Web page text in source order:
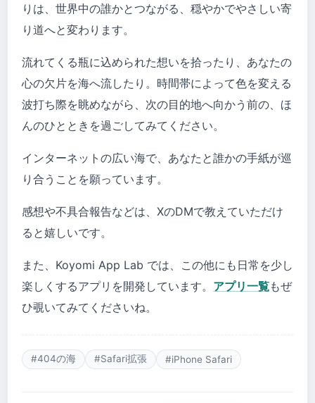
りは、世界中の誰かとつながる、穏やかでやさしい寄
り道へと変わります。
流れてくる瓶に込められた想いを拾ったり、あなたの
心の欠片を海へ流したり。時間帯によって色を変える
波打ち際を眺めながら、次の目的地へ向かう前の、ほ
んのひとときを過ごしてみてください。
インターネットの広い海で、あなたと誰かの手紙が巡
り合うことを願っています。
感想や不具合報告などは、XのDMで教えていただけ
ると嬉しいです。
また、Koyomi App Lab では、この他にも日常を少し
楽しくするアプリを開発しています。 アプリ一覧もぜ
ひ覗いてみてくださいね。
#404の海 #Safari拡張 #iPhone Safari